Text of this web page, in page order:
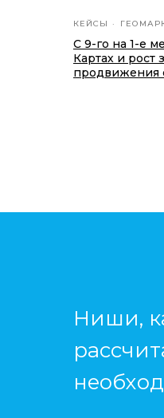
КЕЙСЫ
С 9-го на 1-е
Картах и рост
продвижения
Ниши,